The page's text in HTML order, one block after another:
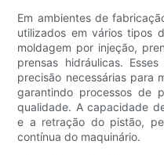
Em ambientes de
utilizados em vários tipos
moldagem por injeção,
prensas hidráulicas.
precisão necessárias para
garantindo processos de
qualidade. A capacidade
e a retração do pistão,
contínua do maquinário.